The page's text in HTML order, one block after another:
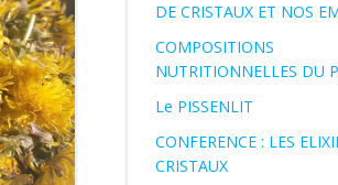
DE CRISTAUX ET NOS
COMPOSITIONS
NUTRITIONNELLES DU
Le PISSENLIT
CONFERENCE : LES
CRISTAUX